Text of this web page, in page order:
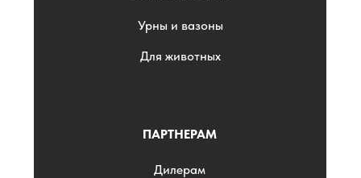
ПАРТНЕРАМ
Дилерам
Урны и вазоны
Для животных